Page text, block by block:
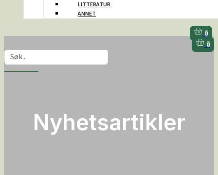
LITTERATUR
ANNET
0
0
Nyhetsartikler